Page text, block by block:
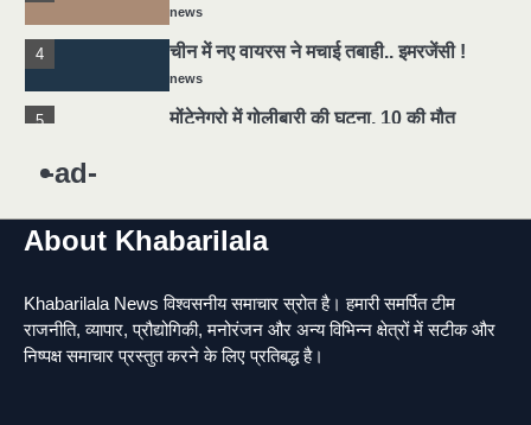
news
4 चीन में नए वायरस ने मचाई तबाही.. इमरजेंसी !
news
5 मोंटेनेग्रो में गोलीबारी की घटना, 10 की मौत
2
मुर्दा हो गया जिंदा: गड्ढे में वाहन को लगा झटका तो
news
राजधानी में डबल मर्डर, 3 माह में 15 मर्डर
-ad-
About Khabarilala
Khabarilala News विश्वसनीय समाचार स्रोत है। हमारी समर्पित टीम
राजनीति, व्यापार, प्रौद्योगिकी, मनोरंजन और अन्य विभिन्न क्षेत्रों में सटीक और
निष्पक्ष समाचार प्रस्तुत करने के लिए प्रतिबद्ध है।